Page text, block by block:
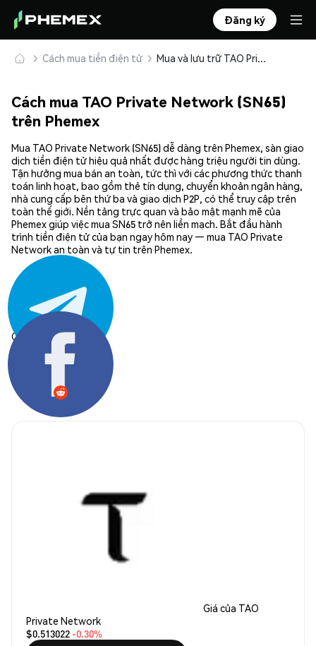
Đăng ký
Cách mua tiền điện tử Mua và lưu trữ TAO Private Network (SN65) an toàn
Cách mua TAO Private Network (SN65)
trên Phemex
Mua TAO Private Network (SN65) dễ dàng trên Phemex, sàn giao
dịch tiền điện tử hiệu quả nhất được hàng triệu người tin dùng.
Tận hưởng mua bán an toàn, tức thì với các phương thức thanh
toán linh hoạt, bao gồm thẻ tín dụng, chuyển khoản ngân hàng,
nhà cung cấp bên thứ ba và giao dịch P2P, có thể truy cập trên
toàn thế giới. Nền tảng trực quan và bảo mật mạnh mẽ của
Phemex giúp việc mua SN65 trở nên liền mạch. Bắt đầu hành
trình tiền điện tử của bạn ngay hôm nay — mua TAO Private
Network an toàn và tự tin trên Phemex.
Chia sẻ:
Giá của TAO
Private Network
$0.513022 -0.30%